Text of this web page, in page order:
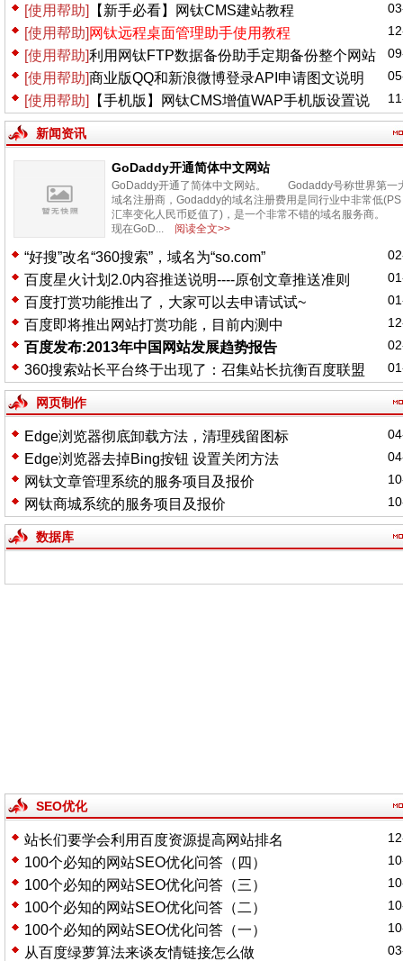
泪史
[使用帮助] 【新手必看】网钛CMS建站教程
[使用帮助]网钛远程桌面管理助手使用教程
[使用帮助]利用网钛FTP数据备份助手定期备份整个网站
[使用帮助]商业版QQ和新浪微博登录API申请图文说明
[使用帮助] 【手机版】网钛CMS增值WAP手机版设置说
明新闻资讯
GoDaddy开通简体中文网站
GoDaddy开通了简体中文网站。 Godaddy号称世界第一
域名注册商，Godaddy的域名注册费用是同行业中非常低
汇率变化人民币贬值了)，是一个非常不错的域名服务商
现在GoD...
阅读全文>>
“好搜”改名“360搜索”，域名为“so.com”
百度星火计划2.0内容推送说明----原创文章推送准则
百度打赏功能推出了，大家可以去申请试试~
百度即将推出网站打赏功能，目前内测中
百度发布:2013年中国网站发展趋势报告
360搜索站长平台终于出现了：召集站长抗衡百度联盟
网页制作
Edge浏览器彻底卸载方法，清理残留图标
Edge浏览器去掉Bing按钮 设置关闭方法
网钛文章管理系统的服务项目及报价
网钛商城系统的服务项目及报价
数据库
SEO优化
站长们要学会利用百度资源提高网站排名
100个必知的网站SEO优化问答（四）
100个必知的网站SEO优化问答（三）
100个必知的网站SEO优化问答（二）
100个必知的网站SEO优化问答（一）
从百度绿萝算法来谈友情链接怎么做